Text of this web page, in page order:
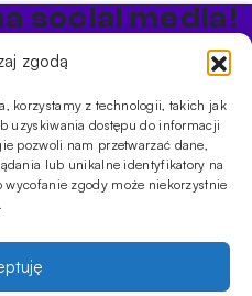
zgodą
korzystamy z technologii, takich jak
uzyskiwania dostępu do informacji
pozwoli nam przetwarzać dane,
lub unikalne identyfikatory na
zgody może niekorzystnie
social media!
nowościami w sklepie